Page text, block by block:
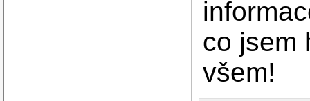
co jsem
všem!